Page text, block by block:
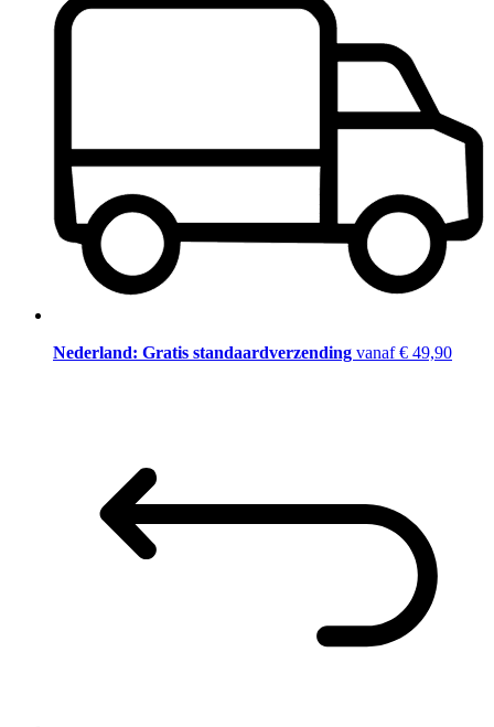
Nederland: Gratis standaardverzending vanaf € 49,90